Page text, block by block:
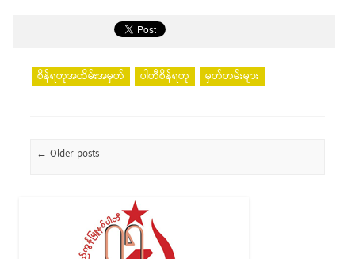
စိန်ရတုအထိမ်းအမှတ် ပါတီစိန်ရတု မှတ်တမ်းများ
Post navigation
← Older posts